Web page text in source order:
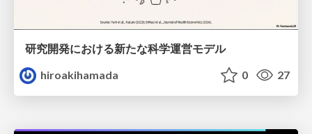
研究開発における新たな科学運営モデル
hiroakihamada
0 27